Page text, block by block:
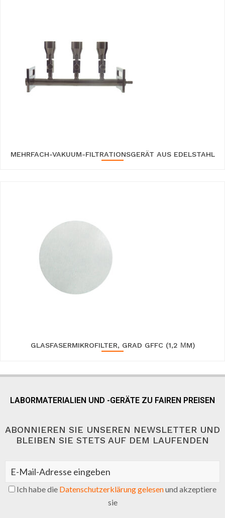
MEHRFACH-VAKUUM-FILTRATIONSGERÄT AUS EDELSTAHL
GLASFASERMIKROFILTER, GRAD GFFC (1,2 ΜM)
LABORMATERIALIEN UND -GERÄTE ZU FAIREN PREISEN
ABONNIEREN SIE UNSEREN NEWSLETTER UND
BLEIBEN SIE STETS AUF DEM LAUFENDEN
Ich habe die Datenschutzerklärung gelesenund akzeptiere
sie